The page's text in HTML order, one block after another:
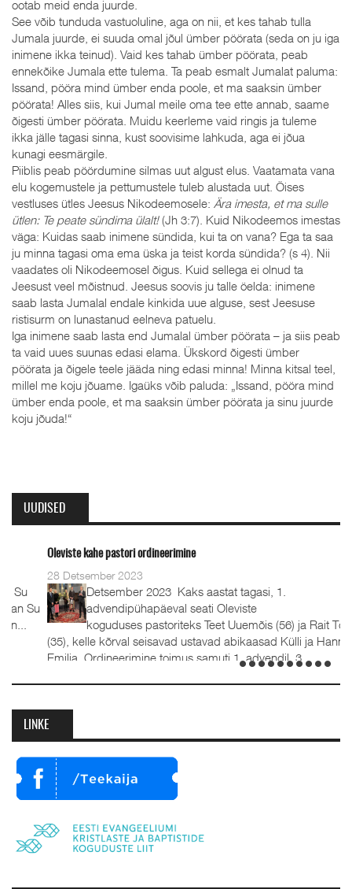
ootab meid enda juurde.
See võib tunduda vastuoluline, aga on nii, et kes tahab tulla
Jumala juurde, ei suuda omal jõul ümber pöörata (seda on ju iga
inimene ikka teinud). Vaid kes tahab ümber pöörata, peab
ennekõike Jumala ette tulema. Ta peab esmalt Jumalat paluma:
Issand, pööra mind ümber enda poole, et ma saaksin ümber
pöörata! Alles siis, kui Jumal meile oma tee ette annab, saame
õigesti ümber pöörata. Muidu keerleme vaid ringis ja tuleme
ikka jälle tagasi sinna, kust soovisime lahkuda, aga ei jõua
kunagi eesmärgile.
Piiblis peab pöördumine silmas uut algust elus. Vaatamata vana
elu kogemustele ja pettumustele tuleb alustada uut. Öises
vestluses ütles Jeesus Nikodeemosele: Ära imesta, et ma sulle
ütlen: Te peate sündima ülalt!(Jh 3:7). Kuid Nikodeemos imestas
väga: Kuidas saab inimene sündida, kui ta on vana? Ega ta saa
ju minna tagasi oma ema üska ja teist korda sündida? (s 4). Nii
vaadates oli Nikodeemosel õigus. Kuid sellega ei olnud ta
Jeesust veel mõistnud. Jeesus soovis ju talle öelda: inimene
saab lasta Jumalal endale kinkida uue alguse, sest Jeesuse
ristisurm on lunastanud eelneva patuelu.
Iga inimene saab lasta end Jumalal ümber pöörata – ja siis peab
ta vaid uues suunas edasi elama. Ükskord õigesti ümber
pöörata ja õigele teele jääda ning edasi minna! Minna kitsal teel,
millel me koju jõuame. Igaüks võib paluda: „Issand, pööra mind
ümber enda poole, et ma saaksin ümber pöörata ja sinu juurde
koju jõuda!“
UUDISED
Oleviste kahe pastori ordineerimine
28 Detsember 2023
Detsember 2023 Kaks aastat tagasi, 1.
advendipühapäeval seati Oleviste
koguduses pastoriteks Teet Uuemõis (56) ja Rait Tõnnori
(35), kelle kõrval seisavad ustavad abikaasad Külli ja Hanna-
Emilia. Ordineerimine toimus samuti 1. advendil, 3.
LINKE